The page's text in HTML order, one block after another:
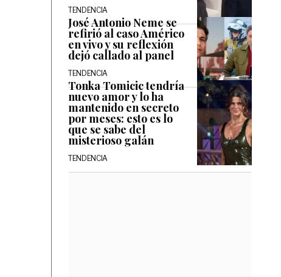
TENDENCIA
José Antonio Neme se
refirió al caso Américo
en vivo y su reflexión
dejó callado al panel
TENDENCIA
Tonka Tomicic tendría
nuevo amor y lo ha
mantenido en secreto
por meses: esto es lo
que se sabe del
misterioso galán
TENDENCIA